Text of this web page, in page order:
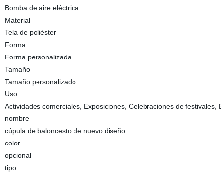
Bomba de aire eléctrica
Material
Tela de poliéster
Forma
Forma personalizada
Tamaño
Tamaño personalizado
Uso
Actividades comerciales, Exposiciones, Celebraciones de festivales,
nombre
cúpula de baloncesto de nuevo diseño
color
opcional
tipo